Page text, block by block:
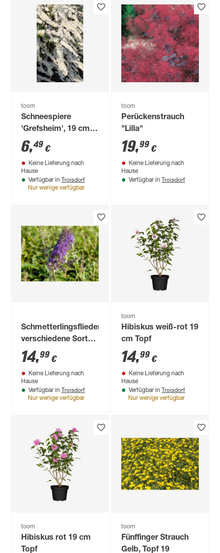
toom
Schneespiere
'Grefsheim', 19 cm
Topf
6,49 €
Keine Lieferung nach
Hause
Verfügbar in Troisdorf
Nur wenige verfügbar
toom
Perückenstrauch
"Lilla"
19,99 €
Keine Lieferung nach
Hause
Verfügbar in Troisdorf
Schmetterlingsflieder
verschiedene Sorten
19 cm Topf
14,99 €
Keine Lieferung nach
Hause
Verfügbar in Troisdorf
Nur wenige verfügbar
toom
Hibiskus weiß-rot 19
cm Topf
14,99 €
Keine Lieferung nach
Hause
Verfügbar in Troisdorf
Nur wenige verfügbar
toom
Hibiskus rot 19 cm
Topf
toom
Fünffinger Strauch
Gelb, Topf 19